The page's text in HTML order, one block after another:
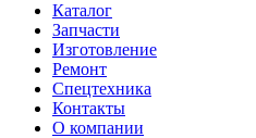
Каталог
Запчасти
Изготовление
Ремонт
Спецтехника
Контакты
О компании